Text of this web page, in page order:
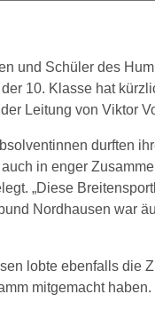
und Schüler des
10. Klasse hat
Leitung von Viktor
durften
in enger
„Diese
Nordhausen war
lobte ebenfalls die
mitgemacht